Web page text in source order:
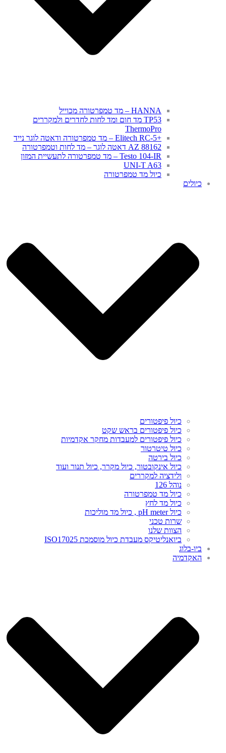
HANNA – מד טמפרטורה מכוייל
TP53 מד חום ומד לחות לחדרים ולמקררים
ThermoPro
+Elitech RC-5 – מד טמפרטורה ודאטה לוגר נייד
AZ 88162 דאטה לוגר – מד לחות וטמפרטורה
Testo 104-IR – מד טמפרטורה לתעשיית המזון
UNI-T A63
כיול מד טמפרטורה
כיולים
כיול פיפטורים
כיול פיפטורים בראש שקט
כיול פיפטורים למעבדות מחקר אקדמיות
כיול טיטרטור
כיול בירטה
כיול אינקובטור, כיול מקרר, כיול תנור ועוד
ולידציה למקררים
נוהל 126
כיול מד טמפרטורה
כיול מד לחץ
כיול pH meter , כיול מד מוליכות
שרות טכני
הצוות שלנו
ביואנליטיקס מעבדת כיול מוסמכת ISO17025
ביו-בלוג
האקדמיה